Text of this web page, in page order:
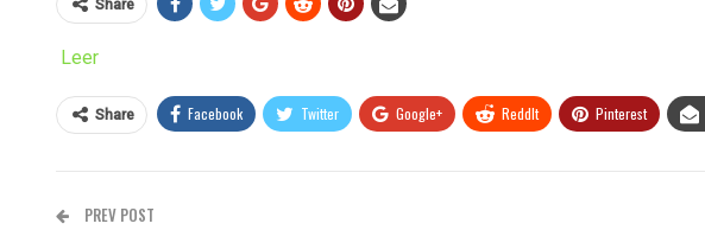
Share
Leer
Share Facebook Twitter Google+ ReddIt Pinterest
PREV POST